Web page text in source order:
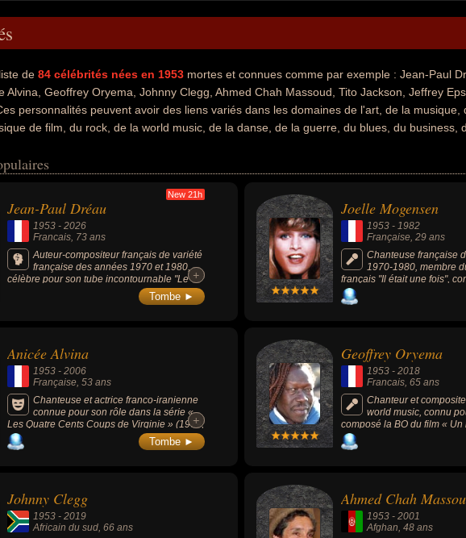
de 84 célébrités nées en 1953 mortes et connues comme par exemple : Jean-Paul
Alvina, Geoffrey Oryema, Johnny Clegg, Ahmed Chah Massoud, Tito Jackson, Jeffrey
personnalités peuvent avoir des liens variés dans les domaines de l'art, de la musique,
de film, du rock, de la world music, de la danse, de la guerre, du blues, du business,
compositeur, compositeur de variétés, musicien, acteur, chanteur de rock, compositeur
guitariste de blues, homme d'affaire, homme riche, hors-la-loi, milliardaire,
nationalités au moment de leurs morts, ils peuvent avoir été francais, iranien,
par exemple.
New 21h
Jean-Paul Dréau
1953 - 2026
Francais, 73 ans
Auteur-compositeur français de variété
française des années 1970 et 1980,
célèbre pour son tube incontournable "Le
Coup de soleil" (interprété par Richard
Cocciante en 1979), mais aussi Michel
+
+
Tombe ►
Joelle Mogensen
1953 -1982
Française, 29 ans
Chanteuse française
1970-1980, membre
français "Il était une fois",
chanson « J'ai encore rêvé
chantée avec Richard
Anicée Alvina
1953 - 2006
Française, 53 ans
Chanteuse et actrice franco-iranienne
connue pour son rôle dans la série «
Les Quatre Cents Coups de Virginie » (1979,
6 épisodes) et les films « Glissements
progressifs du plaisir » (1974) ou « L'Affiche
+
+
Tombe ►
Geoffrey Oryema
1953 -2018
Francais, 65 ans
Chanteur et
world music, connu
composé la BO du film «
ville » (1994, comédie, avec
Lhermitte) avec Tonton
sa route » faisant partie de
qui était devenu un tube en
Johnny Clegg
1953 - 2019
Africain du sud, 66 ans
Ahmed Chah
1953 -2001
Afghan, 48 ans